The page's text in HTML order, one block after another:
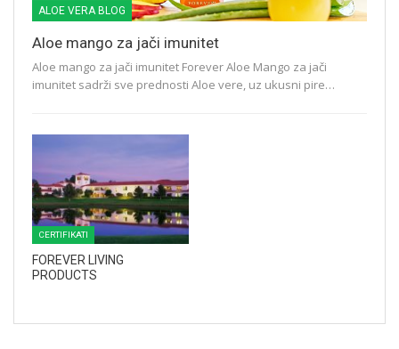
ALOE VERA BLOG
Aloe mango za jači imunitet
Aloe mango za jači imunitet Forever Aloe Mango za jači
imunitet sadrži sve prednosti Aloe vere, uz ukusni pire…
CERTIFIKATI
FOREVER LIVING
PRODUCTS